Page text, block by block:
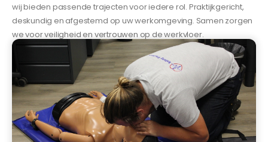
wij bieden passende trajecten voor iedere rol. Praktijkgericht,
deskundig en afgestemd op uw werkomgeving. Samen zorgen
we voor veiligheid en vertrouwen op de werkvloer.